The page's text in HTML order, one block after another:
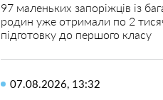
97 маленьких запоріжців із
родин уже отримали по 2
підготовку до першого класу
07.08.2026, 13:32